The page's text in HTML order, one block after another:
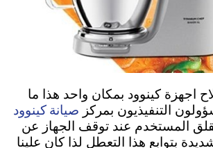
اجهزة كينوود بمكان واحد هذا ما
التنفيذيون بمركز صيانة كينوود
المستخدم عند توقف الجهاز عن
بتوابع هذا التعطل لذا كان علينا